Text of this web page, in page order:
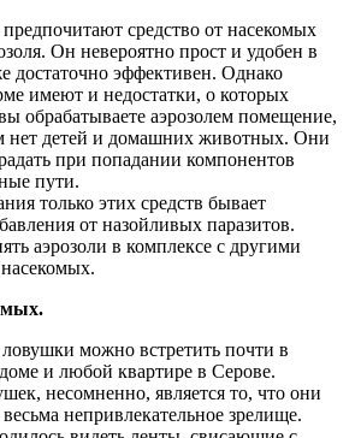
средство от насекомых
Он невероятно прост и удобен в
достаточно эффективен. Однако
имеют и недостатки, о которых
обрабатываете аэрозолем помещение,
нет детей и домашних животных. Они
при попадании компонентов
пути.
только этих средств бывает
от назойливых паразитов.
аэрозоли в комплексе с другими
можно встретить почти в
и любой квартире в Серове.
несомненно, является то, что они
непривлекательное зрелище.